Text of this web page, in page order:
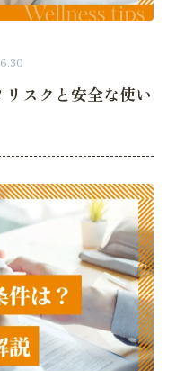
スクと安全な使い